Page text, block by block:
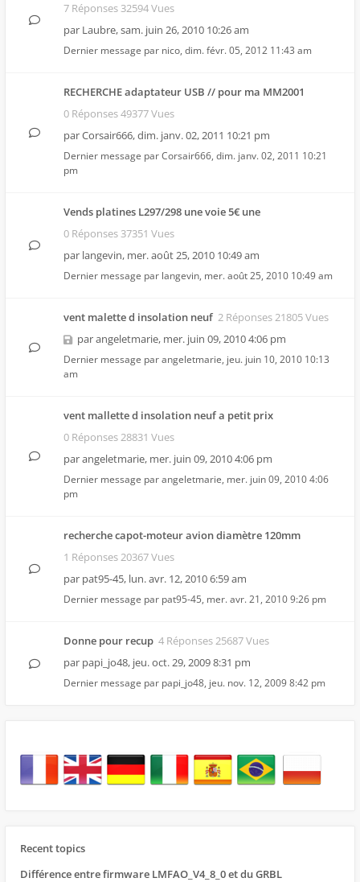
7 Réponses 32594 Vues
par Laubre,sam. juin 26, 2010 10:26 am
Dernier message par nico, dim. févr. 05, 2012 11:43 am
RECHERCHE adaptateur USB // pour ma MM2001
0 Réponses 49377 Vues
parCorsair666,dim. janv. 02, 2011 10:21 pm
Dernier message parCorsair666, dim. janv. 02, 2011 10:21
pm
Vends platines L297/298 une voie 5€ une
0 Réponses 37351 Vues
par langevin, mer. août 25, 2010 10:49 am
Dernier message par langevin, mer. août 25, 2010 10:49 am
vent malette d insolation neuf 2 Réponses 21805 Vues
parangeletmarie, mer. juin 09, 2010 4:06 pm
Dernier message parangeletmarie, jeu. juin 10, 2010 10:13
am
vent mallette d insolation neuf a petit prix
0 Réponses 28831 Vues
parangeletmarie, mer. juin 09, 2010 4:06 pm
Dernier message parangeletmarie, mer. juin 09, 2010 4:06
pm
recherche capot-moteur avion diamètre 120mm
1 Réponses 20367 Vues
par pat95-45, lun. avr. 12, 2010 6:59 am
Dernier message par pat95-45, mer. avr. 21, 2010 9:26 pm
Donne pour recup 4 Réponses 25687 Vues
par papi_jo48, jeu. oct. 29, 2009 8:31 pm
Dernier message par papi_jo48, jeu. nov. 12, 2009 8:42 pm
Recent topics
Différence entre firmware LMFAO_V4_8_0 et du GRBL